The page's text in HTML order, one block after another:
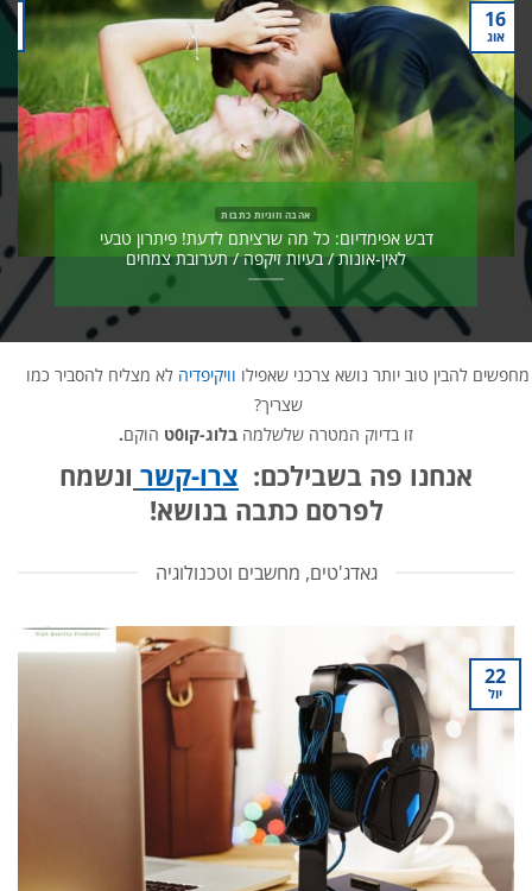
כלכלה נכונה - צרכנות נבונה, חיסכון ופיננסים כתבות
מדריך לרכישה באתר לוקו0ט + וידאו
31
יול
מחפשים להבין טוב יותר נושא צרכני שאפילו וויקיפדיה לא מצליח להסביר כמו
שצריך?
זו בדיוק המטרה שלשלמה בלוג-קו0ט הוקם.
אנחנו פה בשבילכם: צרו-קשר ונשמח
לפרסם כתבה בנושא!
גאדג'טים, מחשבים וטכנולוגיה
22
יול